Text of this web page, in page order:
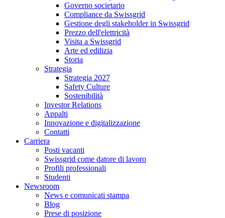
Governo societario
Compliance da Swissgrid
Gestione degli stakeholder in Swissgrid
Prezzo dell'elettricità
Visita a Swissgrid
Arte ed edilizia
Storia
Strategia
Strategia 2027
Safety Culture
Sostenibilità
Investor Relations
Appalti
Innovazione e digitalizzazione
Contatti
Carriera
Posti vacanti
Swissgrid come datore di lavoro
Profili professionali
Studenti
Newsroom
News e comunicati stampa
Blog
Prese di posizione